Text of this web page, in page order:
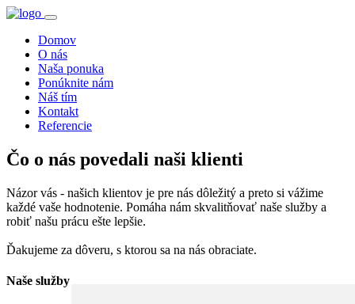
Domov
O nás
Naša ponuka
Ponúknite nám
Náš tím
Kontakt
Referencie
Čo o nás povedali naši klienti
Názor vás - našich klientov je pre nás dôležitý a preto si vážime
každé vaše hodnotenie. Pomáha nám skvalitňovať naše služby a
robiť našu prácu ešte lepšie.
Ďakujeme za dôveru, s ktorou sa na nás obraciate.
Naše služby